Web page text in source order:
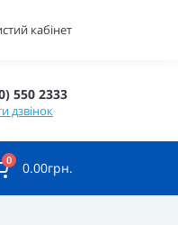
кабінет
550 2333
дзвінок
0 0.00грн.